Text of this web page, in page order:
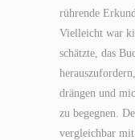
rührende
Vielleicht war
schätzte, das
drängen und
zu begegnen.
vergleichbar